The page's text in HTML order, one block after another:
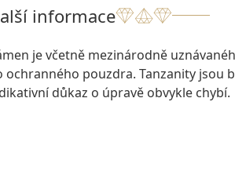
informace
je včetně mezinárodně
ochranného pouzdra. Tanzanity jsou
důkaz o úpravě obvykle chybí.